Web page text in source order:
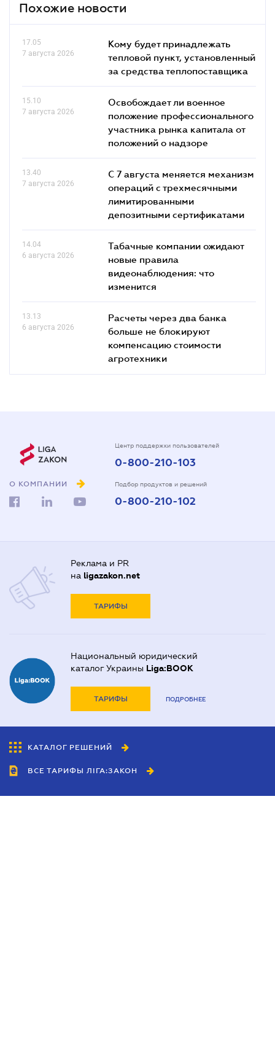
Похожие новости
17.05
7 августа 2026
Кому будет принадлежать
тепловой пункт, установленный
за средства теплопоставщика
15.10
7 августа 2026
Освобождает ли военное
положение профессионального
участника рынка капитала от
положений о надзоре
13.40
7 августа 2026
С 7 августа меняется механизм
операций с трехмесячными
лимитированными
депозитными сертификатами
14.04
6 августа 2026
Табачные компании ожидают
новые правила
видеонаблюдения: что
изменится
13.13
6 августа 2026
Расчеты через два банка
больше не блокируют
компенсацию стоимости
агротехники
О КОМПАНИИ
Центр поддержки пользователей
0-800-210-103
Подбор продуктов и решений
0-800-210-102
Реклама и PR
на ligazakon.net
ТАРИФЫ
Национальный юридический
каталог Украины Liga:BOOK
ТАРИФЫ ПОДРОБНЕЕ
КАТАЛОГ РЕШЕНИЙ
ВСЕ ТАРИФЫ ЛІГА:ЗАКОН